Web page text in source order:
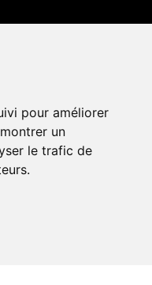
pour améliorer
un
le trafic de